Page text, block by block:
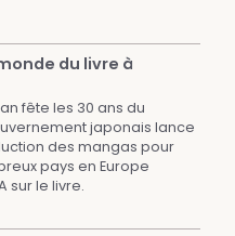
du livre à
fête les 30 ans du
japonais lance
des mangas pour
pays en Europe
sur le livre.